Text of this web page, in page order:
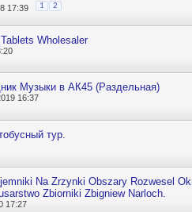
17:39 1 2
Wholesaler
Музыки в АК45 (Раздельная)
16:37
тур.
Na Zrzynki Obszary Rozwesel
Zbiorniki Zbigniew Narloch.
17:27